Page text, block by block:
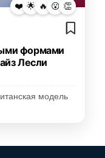
❤️ 🌟 🔥 😮 👏
формами
Лесли
модель